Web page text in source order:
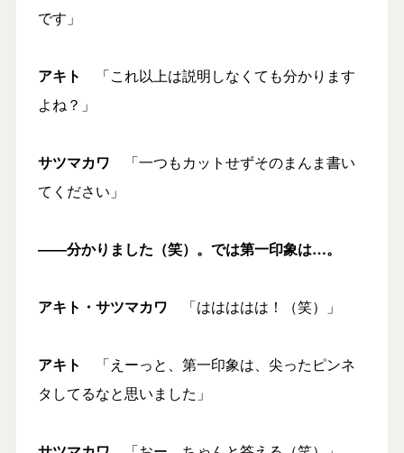
です」
アキト
「これ以上は説明しなくても分かります
よね？」
サツマカワ 「一つもカットせずそのまんま書い
てください」
――分かりました（笑）。では第一印象は…。
アキト・サツマカワ 「ははははは！（笑）」
アキト
「えーっと、第一印象は、尖ったピンネ
タしてるなと思いました」